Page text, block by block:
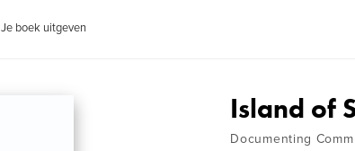
Je boek uitgeven
Island of
Documenting